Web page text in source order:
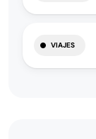
VIAJES